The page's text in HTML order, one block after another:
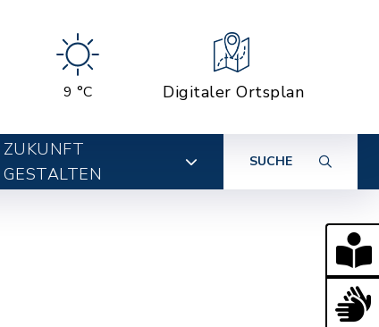
9 °C Digitaler Ortsplan
ZUKUNFT
GESTALTEN
SUCHE